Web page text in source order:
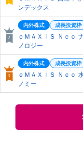
ンデックス
内外株式 成長投資枠
ｅＭＡＸＩＳ Ｎｅｏ
ノロジー
内外株式 成長投資枠
ｅＭＡＸＩＳ Ｎｅｏ
ノミー